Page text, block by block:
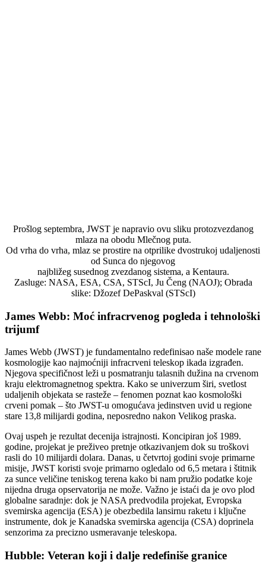
Prošlog septembra, JWST je napravio ovu sliku protozvezdanog
mlaza na obodu Mlečnog puta.
Od vrha do vrha, mlaz se prostire na otprilike dvostrukoj udaljenosti
od Sunca do njegovog
najbližeg susednog zvezdanog sistema, a Kentaura.
Zasluge: NASA, ESA, CSA, STScI, Ju Čeng (NAOJ); Obrada
slike: Džozef DePaskval (STScI)
James Webb: Moć infracrvenog pogleda i tehnološki
trijumf
James Webb (JWST) je fundamentalno redefinisao naše modele rane
kosmologije kao najmoćniji infracrveni teleskop ikada izgrađen.
Njegova specifičnost leži u posmatranju talasnih dužina na crvenom
kraju elektromagnetnog spektra. Kako se univerzum širi, svetlost
udaljenih objekata se rasteže – fenomen poznat kao kosmološki
crveni pomak – što JWST-u omogućava jedinstven uvid u regione
stare 13,8 milijardi godina, neposredno nakon Velikog praska.
Ovaj uspeh je rezultat decenija istrajnosti. Koncipiran još 1989.
godine, projekat je preživeo pretnje otkazivanjem dok su troškovi
rasli do 10 milijardi dolara. Danas, u četvrtoj godini svoje primarne
misije, JWST koristi svoje primarno ogledalo od 6,5 metara i štitnik
za sunce veličine teniskog terena kako bi nam pružio podatke koje
nijedna druga opservatorija ne može. Važno je istaći da je ovo plod
globalne saradnje: dok je NASA predvodila projekat, Evropska
svemirska agencija (ESA) je obezbedila lansirnu raketu i ključne
instrumente, dok je Kanadska svemirska agencija (CSA) doprinela
senzorima za precizno usmeravanje teleskopa.
Hubble: Veteran koji i dalje redefiniše granice